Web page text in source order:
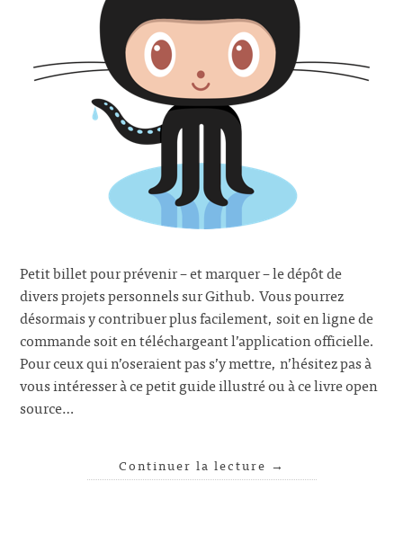
Petit billet pour prévenir – et marquer – le dépôt de
divers projets personnels sur Github. Vous pourrez
désormais y contribuer plus facilement, soit en ligne de
commande soit en téléchargeant l’application officielle.
Pour ceux qui n’oseraient pas s’y mettre, n’hésitez pas à
vous intéresser à ce petit guide illustré ou à ce livre open
source…
Continuer la lecture →